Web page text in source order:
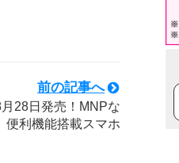
前の記事へ
28日発売！MNPな
便利機能搭載スマホ